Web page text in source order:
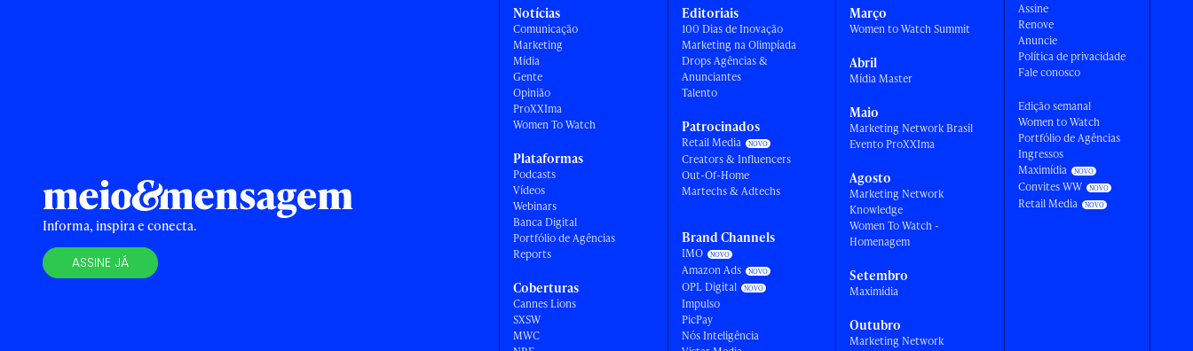
Informa, inspira e conecta.
ASSINE JÁ
Notícias
Comunicação
Marketing
Mídia
Gente
Opinião
ProXXIma
Women To Watch
Plataformas
Podcasts
Vídeos
Webinars
Banca Digital
Portfólio de Agências
Reports
Coberturas
Cannes Lions
SXSW
MWC
Editoriais
100 Dias de Inovação
Marketing na Olimpíada
Drops Agências &
Anunciantes
Talento
Patrocinados
Retail Media
Creators & Influencers
Out-Of-Home
Martechs & Adtechs
Brand Channels
IMO
Amazon Ads
OPL Digital
Impulso
PicPay
Nós Inteligência
Março
Women to Watch Summit
Abril
Mídia Master
Maio
Marketing Network Brasil
Evento ProXXIma
Agosto
Marketing Network
Knowledge
Women To Watch -
Homenagem
Setembro
Maximídia
Outubro
Marketing Network
Assine
Renove
Anuncie
Política de privacidade
Fale conosco
Edição semanal
Women to Watch
Portfólio de Agências
Ingressos
Maximídia
Convites WW
Retail Media